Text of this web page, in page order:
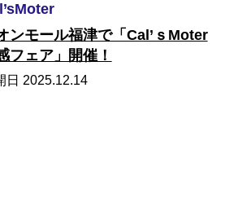
ンモール福津で「Cal’ｓMoter
フェア」開催！
日 2025.12.14